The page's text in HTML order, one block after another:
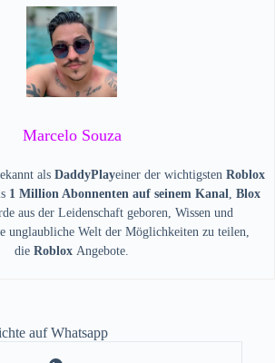
Marcelo Souza
als DaddyPlayeiner der wichtigsten Roblox
1 Million Abonnenten auf seinem Kanal, Blox
aus der Leidenschaft geboren, Wissen und
unglaubliche Welt der Möglichkeiten zu teilen,
die Roblox Angebote.
auf Whatsapp